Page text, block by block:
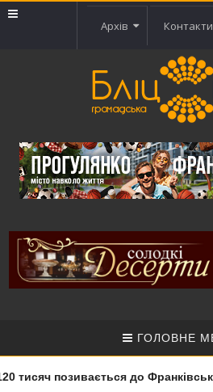
Архів Контакти
ГОЛОВНЕ
позивається до